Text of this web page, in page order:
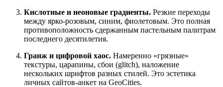
Кислотные и неоновые градиенты. Резкие переходы
между ярко-розовым, синим, фиолетовым. Это полная
противоположность сдержанным пастельным палитрам
последнего десятилетия.
Гранж и цифровой хаос. Намеренно «грязные»
текстуры, царапины, сбои (glitch), наложение
нескольких шрифтов разных стилей. Это эстетика
личных сайтов-анкет на GeoCities.